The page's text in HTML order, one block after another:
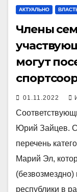
АКТУАЛЬНО
Члены
могут
01.11.2022
Юрий Зайцев.
перечень
Марий Эл,
республики в